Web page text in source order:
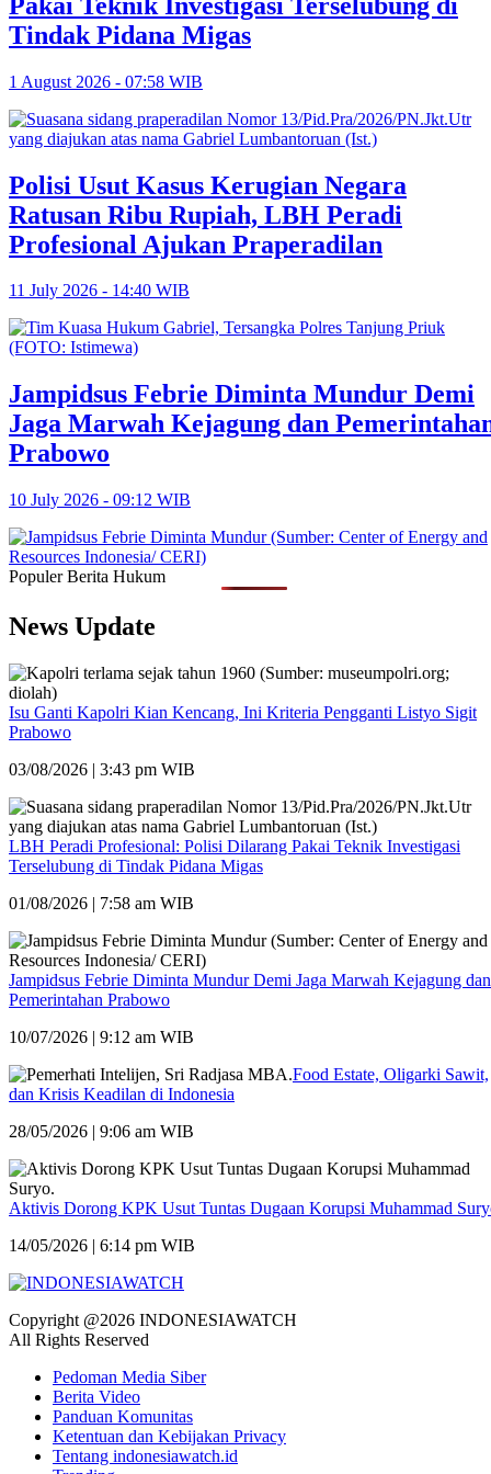
Tindak Pidana Migas
1 August 2026 - 07:58 WIB
Polisi Usut Kasus Kerugian Negara
Ratusan Ribu Rupiah, LBH Peradi
Profesional Ajukan Praperadilan
11 July 2026 - 14:40 WIB
Jampidsus Febrie Diminta Mundur Demi
Jaga Marwah Kejagung dan
Prabowo
10 July 2026 - 09:12 WIB
Populer Berita Hukum
News Update
Isu Ganti Kapolri Kian Kencang, Ini Kriteria Pengganti Listyo Sigit
Prabowo
03/08/2026 | 3:43 pm WIB
LBH Peradi Profesional: Polisi Dilarang Pakai Teknik Investigasi
Terselubung di Tindak Pidana Migas
01/08/2026 | 7:58 am WIB
Jampidsus Febrie Diminta Mundur Demi Jaga Marwah Kejagung dan
Pemerintahan Prabowo
10/07/2026 | 9:12 am WIB
Food Estate, Oligarki Sawit,
dan Krisis Keadilan di Indonesia
28/05/2026 | 9:06 am WIB
Aktivis Dorong KPK Usut Tuntas Dugaan Korupsi Muhammad
14/05/2026 | 6:14 pm WIB
Copyright @2026 INDONESIAWATCH
All Rights Reserved
Pedoman Media Siber
Berita Video
Panduan Komunitas
Ketentuan dan Kebijakan Privacy
Tentang indonesiawatch.id